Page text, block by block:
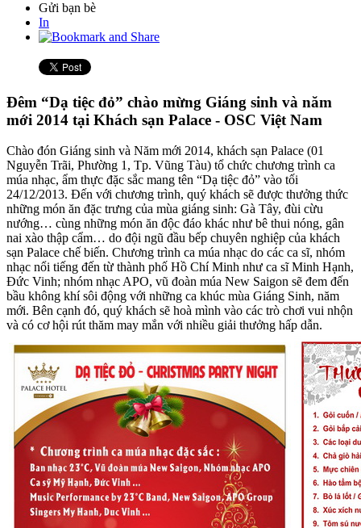
Gửi bạn bè
In
Đêm “Dạ tiệc đỏ” chào mừng Giáng sinh và năm
mới 2014 tại Khách sạn Palace - OSC Việt Nam
Chào đón Giáng sinh và Năm mới 2014, khách sạn Palace (01
Nguyễn Trãi, Phường 1, Tp. Vũng Tàu) tổ chức chương trình ca
múa nhạc, ẩm thực đặc sắc mang tên “Dạ tiệc đỏ” vào tối
24/12/2013. Đến với chương trình, quý khách sẽ được thưởng thức
những món ăn đặc trưng của mùa giáng sinh: Gà Tây, đùi cừu
nướng… cùng những món ăn độc đáo khác như bê thui nóng, gân
nai xào thập cẩm… do đội ngũ đầu bếp chuyên nghiệp của khách
sạn Palace chế biến. Chương trình ca múa nhạc do các ca sĩ, nhóm
nhạc nổi tiếng đến từ thành phố Hồ Chí Minh như ca sĩ Minh Hạnh,
Đức Vinh; nhóm nhạc APO, vũ đoàn múa New Saigon sẽ đem đến
bầu không khí sôi động với những ca khúc mùa Giáng Sinh, năm
mới. Bên cạnh đó, quý khách sẽ hoà mình vào các trò chơi vui nhộn
và có cơ hội rút thăm may mắn với nhiều giải thưởng hấp dẫn.